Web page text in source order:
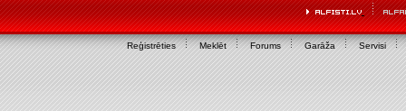
Reģistrēties Meklēt Forums Garāža Servisi